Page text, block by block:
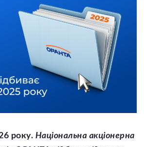
року. Національна акціонерна